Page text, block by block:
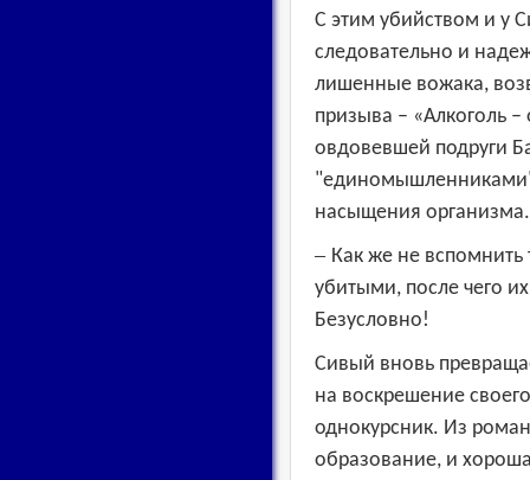
С этим убийством и у
следовательно и
лишенные вожака,
призыва – «Алкоголь
овдовевшей подруги
насыщения
– Как же не
убитыми, после чего
Безусловно!
Сивый вновь
на воскрешение
однокурсник. Из
образование, и